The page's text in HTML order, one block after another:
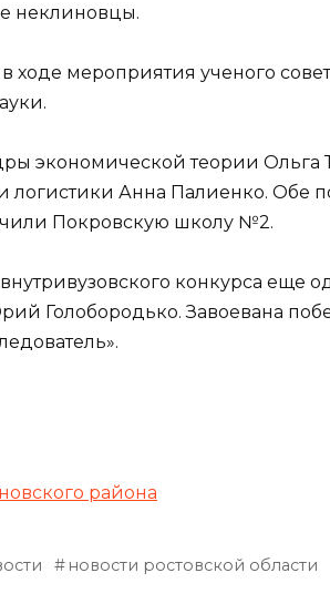
неклиновцы.
мероприятия ученого
экономической теории Ольга
логистики Анна Палиенко. Обе
Покровскую школу №2.
конкурса еще
Голобородько. Завоевана
района
новости ростовской области